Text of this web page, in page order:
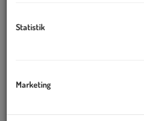
Statistik
Marketing